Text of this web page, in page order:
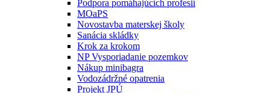
Podpora pomáhajúcich profesií
MOaPS
Novostavba materskej školy
Sanácia skládky
Krok za krokom
NP Vysporiadanie pozemkov
Nákup minibagra
Vodozádržné opatrenia
Projekt JPÚ